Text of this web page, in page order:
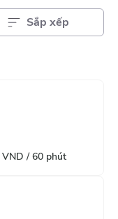
Sắp xếp
VND /60 phút